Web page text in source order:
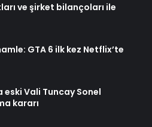
ve şirket bilançoları ile
GTA 6 ilk kez Netflix’te
Vali Tuncay Sonel
kararı